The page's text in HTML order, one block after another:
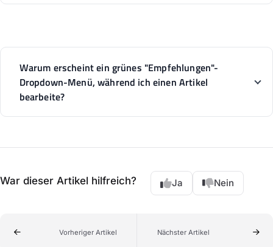
Warum erscheint ein grünes "Empfehlungen"-
Dropdown-Menü, während ich einen Artikel
bearbeite?
War dieser Artikel hilfreich? Ja Nein
Vorheriger Artikel Nächster Artikel